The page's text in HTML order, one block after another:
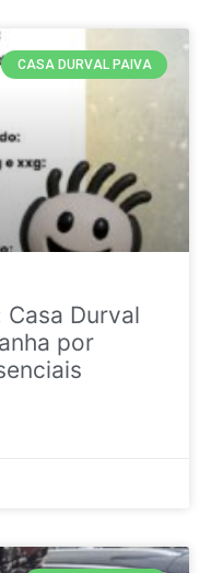
CASA DURVAL PAIVA
Durval
por